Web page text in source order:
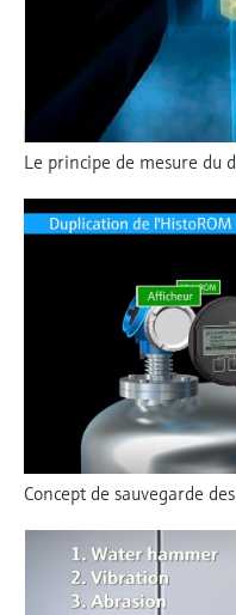
Le principe de mesure du
Concept de sauvegarde